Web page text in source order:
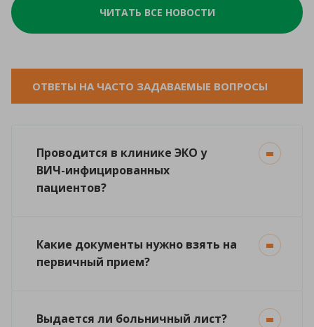
ЧИТАТЬ ВСЕ НОВОСТИ
ОТВЕТЫ НА ЧАСТО ЗАДАВАЕМЫЕ ВОПРОСЫ
Проводится в клинике ЭКО у
ВИЧ-инфицированных
пациентов?
Какие документы нужно взять на
первичный прием?
Выдается ли больничный лист?